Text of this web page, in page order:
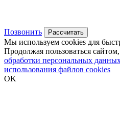
Позвонить Рассчитать
Мы используем cookies для
Продолжая пользоваться
обработки персональных
использования файлов cookies
OK